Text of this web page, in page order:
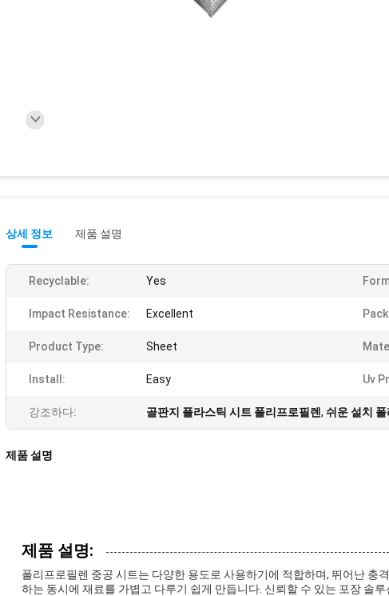
상세 정보 제품 설명
Recyclable: Yes
Impact Resistance: Excellent
Product Type: Sheet
Install: Easy Uv
강조하다: 골판지 플라스틱 시트 폴리프로필렌 , 쉬운 설치
제품 설명
제품 설명:
폴리프로필렌 중공 시트는 다양한 용도로 사용하기에 적합하며, 뛰어난 충
하는 동시에 재료를 가볍고 다루기 쉽게 만듭니다. 신뢰할 수 있는 포장 솔